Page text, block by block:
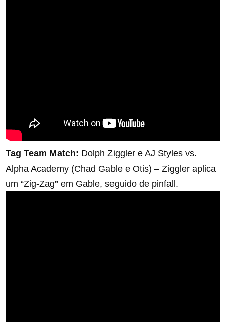
Tag Team Match: Dolph Ziggler e AJ Styles vs.
Alpha Academy (Chad Gable e Otis) – Ziggler aplica
um “Zig-Zag” em Gable, seguido de pinfall.